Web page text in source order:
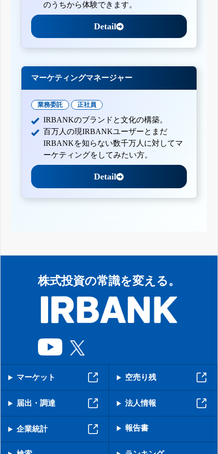
のうちから体験できます。
Detail
マーケティングマネージャー
業務委託 正社員
IRBANKのブランドと文化の構築。
百万人の現IRBANKユーザーとまだ
IRBANKを知らない数千万人に対してマ
ーケティングをしてみたい方。
Detail
株式投資の常識を変える。
マーケット 空売り残
届出・調達 法人情報
企業統計 報告書